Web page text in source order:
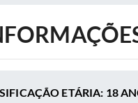
ETÁRIA: 18